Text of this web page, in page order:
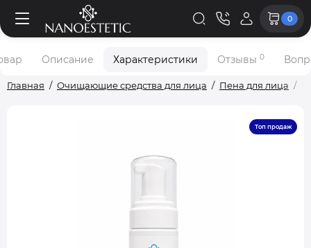
0
Главная Очищающие средства для лица Пена для лица
Описание Характеристики Отзывы 0
Топ продаж